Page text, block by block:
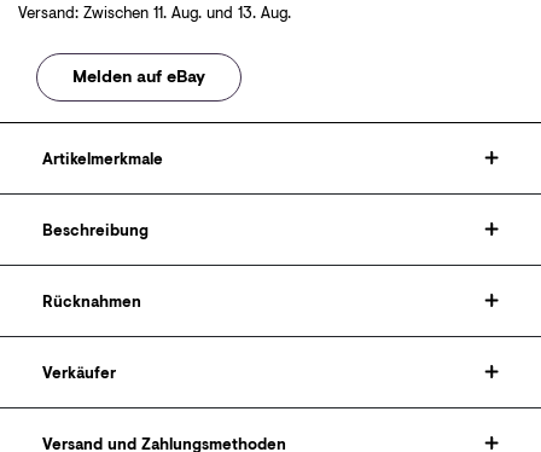
Versand: Zwischen 11. Aug. und 13. Aug.
Melden auf eBay
Artikelmerkmale
Beschreibung
Rücknahmen
Verkäufer
Versand und Zahlungsmethoden